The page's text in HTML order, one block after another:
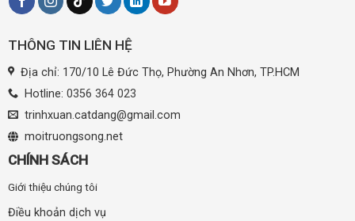
THÔNG TIN LIÊN HỆ
Địa chỉ: 170/10 Lê Đức Thọ, Phường An Nhơn, TP.HCM
Hotline: 0356 364 023
trinhxuan.catdang@gmail.com
moitruongsong.net
CHÍNH SÁCH
Giới thiệu chúng tôi
Điều khoản dịch vụ